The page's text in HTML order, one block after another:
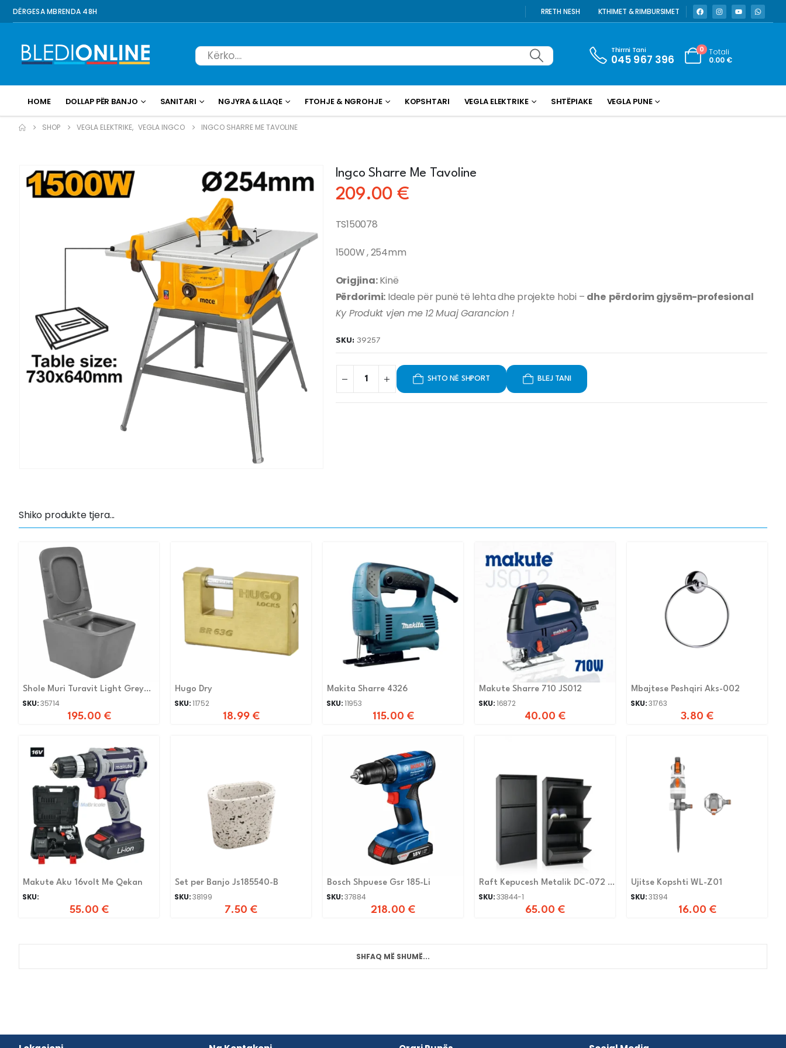
DËRGESA MBRENDA 48H RRETH NESH KTHIMET & RIMBURSIMET
Thirrni Tani
045 967 396
0 Totali
0.00 €
HOME DOLLAP PËR BANJO SANITARI NGJYRA & LLAQE FTOHJE & NGROHJE KOPSHTARI VEGLA ELEKTRIKE SHTËPIAKE VEGLA PUNE
SHOP VEGLA ELEKTRIKE, VEGLA INGCO INGCO SHARRE ME TAVOLINE
Ingco Sharre Me Tavoline
209.00€
TS150078
1500W , 254mm
Origjina:Kinë
Përdorimi: Ideale për punë të lehta dhe projekte hobi – dhe përdorim gjysëm-profesional
Ky Produkt vjen me 12 Muaj Garancion !
SKU: 39257
SHTO NË SHPORT BLEJ TANI
Shiko produkte tjera...
Shole Muri Turavit Light Grey
Katrore
SKU:35714
195.00 €
Hugo Dry
SKU:11752
18.99 €
Makita Sharre 4326
SKU:11953
115.00 €
Makute Sharre 710 JS012
SKU:16872
40.00 €
Mbajtese Peshqiri Aks-002
SKU:31763
3.80 €
Makute Aku 16volt Me Qekan
SKU:
55.00 €
Set per Banjo Js185540-B
SKU:38199
7.50 €
Bosch Shpuese Gsr 185-Li
SKU:37884
218.00 €
Raft Kepucesh Metalik DC-072 E
ZEZE
SKU:33844-1
65.00 €
Ujitse Kopshti WL-Z01
SKU:31394
16.00 €
SHFAQ MË SHUMË...